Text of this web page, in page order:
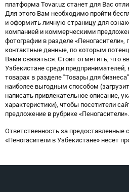
платформа Tovar.uz станет для Вас
Для этого Вам необходимо пройти
и оформить личную страницу для
компанией и коммерческими
фотографии в разделе
контактные данные, по которым
Вами связаться. Стоит отметить, что
Узбекистане среди
товарах в разделе "Товары для
наиболее выгодным способом
написать привлекательное описание,
характеристики), чтобы посетители
предложение в рубрике «Пеногасители».
Ответственность за предоставленные
«Пеногасители в Узбекистане» несет